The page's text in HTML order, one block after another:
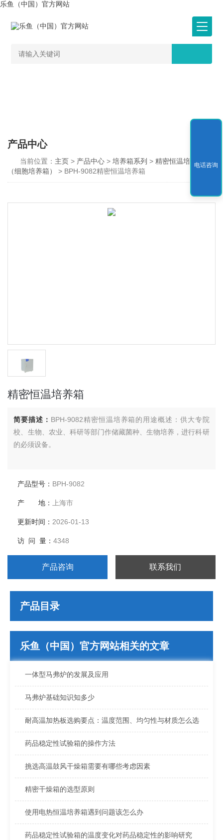
乐鱼（中国）官方网站
产品中心
当前位置： 主页> 产品中心 >培养箱系列 >精密恒温培养箱
（细胞培养箱）
> BPH-9082精密恒温培养箱
精密恒温培养箱
简要描述： BPH-9082精密恒温培养箱的用途概述：供大专院
校、生物、农业、科研等部门作储藏菌种、生物培养，进行科研
的必须设备。
产品型号： BPH-9082
产 地：上海市
更新时间：2026-01-13
访 问 量：4348
产品咨询 联系我们
产品目录
乐鱼（中国）官方网站相关的文章
一体型马弗炉的发展及应用
马弗炉基础知识知多少
耐高温加热板选购要点：温度范围、均匀性与材质怎么选
药品稳定性试验箱的操作方法
挑选高温鼓风干燥箱需要有哪些考虑因素
精密干燥箱的选型原则
使用电热恒温培养箱遇到问题该怎么办
药品稳定性试验箱的温度变化对药品稳定性的影响研究
电话咨询